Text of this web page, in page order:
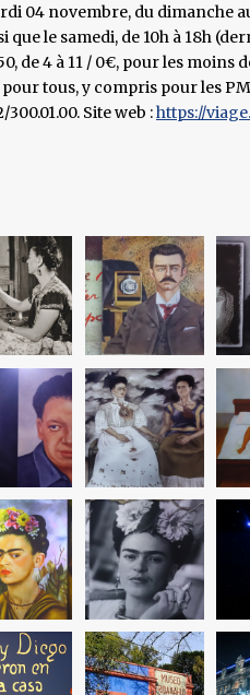
04 novembre, du dimanche
le samedi, de 10h à 18h
de 4 à 11 / 0€, pour les moins
tous, y compris pour les
Site web :https://